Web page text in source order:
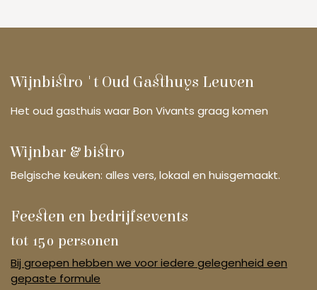
Wijnbistro 't Oud Gasthuys Leuven
Het oud gasthuis waar Bon Vivants graag komen
Wijnbar & bistro
Belgische keuken: alles vers, lokaal en huisgemaakt.
Feesten en bedrijfsevents
tot 150 personen
Bij groepen hebben we voor iedere gelegenheid een
gepaste formule